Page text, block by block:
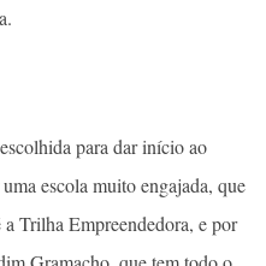
para dar início ao
escola muito engajada, que
Trilha Empreendedora, e por